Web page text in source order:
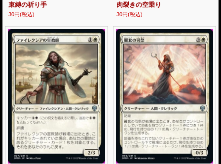
束縛の祈り手
30円(税込)
肉裂きの空乗り
30円(税込)